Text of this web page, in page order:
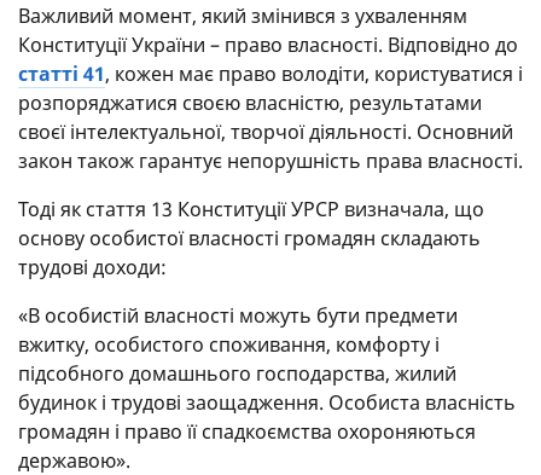
Важливий момент, який змінився з ухваленням
Конституції України – право власності. Відповідно до
статті 41, кожен має право володіти, користуватися і
розпоряджатися своєю власністю, результатами
своєї інтелектуальної, творчої діяльності. Основний
закон також гарантує непорушність права власності.
Тоді як стаття 13 Конституції УРСР визначала, що
основу особистої власності громадян складають
трудові доходи:
«В особистій власності можуть бути предмети
вжитку, особистого споживання, комфорту і
підсобного домашнього господарства, жилий
будинок і трудові заощадження. Особиста власність
громадян і право її спадкоємства охороняються
державою».